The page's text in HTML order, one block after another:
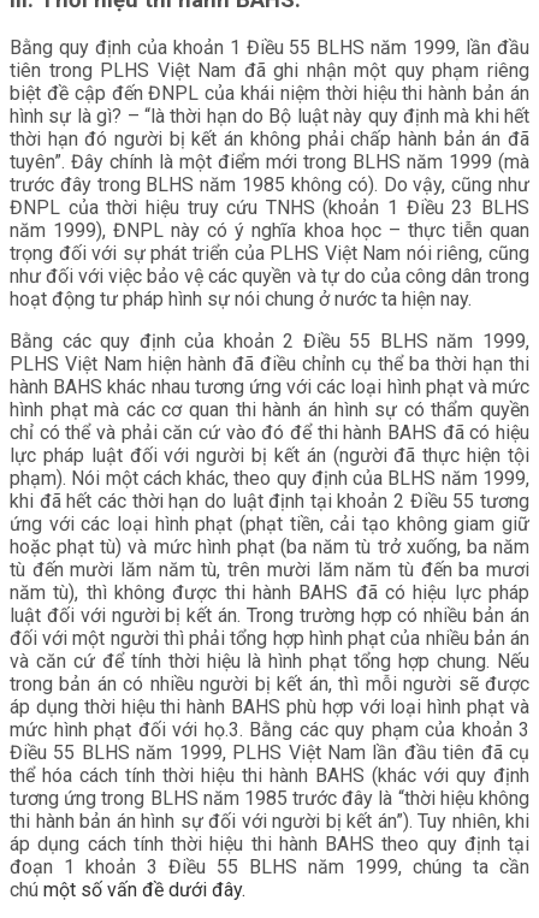
Bằng quy định của khoản 1 Điều 55 BLHS năm 1999, lần đầu
tiên trong PLHS Việt Nam đã ghi nhận một quy phạm riêng
biệt đề cập đến ĐNPL của khái niệm thời hiệu thi hành bản án
hình sự là gì? – “là thời hạn do Bộ luật này quy định mà khi hết
thời hạn đó người bị kết án không phải chấp hành bản án đã
tuyên”. Đây chính là một điểm mới trong BLHS năm 1999 (mà
trước đây trong BLHS năm 1985 không có). Do vậy, cũng như
ĐNPL của thời hiệu truy cứu TNHS (khoản 1 Điều 23 BLHS
năm 1999), ĐNPL này có ý nghĩa khoa học – thực tiễn quan
trọng đối với sự phát triển của PLHS Việt Nam nói riêng, cũng
như đối với việc bảo vệ các quyền và tự do của công dân trong
hoạt động tư pháp hình sự nói chung ở nước ta hiện nay.
Bằng các quy định của khoản 2 Điều 55 BLHS năm 1999,
PLHS Việt Nam hiện hành đã điều chỉnh cụ thể ba thời hạn thi
hành BAHS khác nhau tương ứng với các loại hình phạt và mức
hình phạt mà các cơ quan thi hành án hình sự có thẩm quyền
chỉ có thể và phải căn cứ vào đó để thi hành BAHS đã có hiệu
lực pháp luật đối với người bị kết án (người đã thực hiện tội
phạm). Nói một cách khác, theo quy định của BLHS năm 1999,
khi đã hết các thời hạn do luật định tại khoản 2 Điều 55 tương
ứng với các loại hình phạt (phạt tiền, cải tạo không giam giữ
hoặc phạt tù) và mức hình phạt (ba năm tù trở xuống, ba năm
tù đến mười lăm năm tù, trên mười lăm năm tù đến ba mươi
năm tù), thì không được thi hành BAHS đã có hiệu lực pháp
luật đối với người bị kết án. Trong trường hợp có nhiều bản án
đối với một người thì phải tổng hợp hình phạt của nhiều bản án
và căn cứ để tính thời hiệu là hình phạt tổng hợp chung. Nếu
trong bản án có nhiều người bị kết án, thì mỗi người sẽ được
áp dụng thời hiệu thi hành BAHS phù hợp với loại hình phạt và
mức hình phạt đối với họ.3. Bằng các quy phạm của khoản 3
Điều 55 BLHS năm 1999, PLHS Việt Nam lần đầu tiên đã cụ
thể hóa cách tính thời hiệu thi hành BAHS (khác với quy định
tương ứng trong BLHS năm 1985 trước đây là “thời hiệu không
thi hành bản án hình sự đối với người bị kết án”). Tuy nhiên, khi
áp dụng cách tính thời hiệu thi hành BAHS theo quy định tại
đoạn 1 khoản 3 Điều 55 BLHS năm 1999, chúng ta cần
chú một số vấn đề dưới đây.